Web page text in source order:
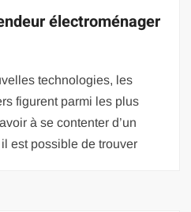
électroménager
technologies, les
figurent parmi les plus
à se contenter d’un
est possible de trouver